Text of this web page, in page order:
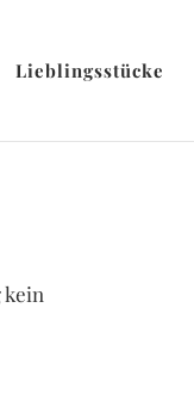
Lieblingsstücke
kein